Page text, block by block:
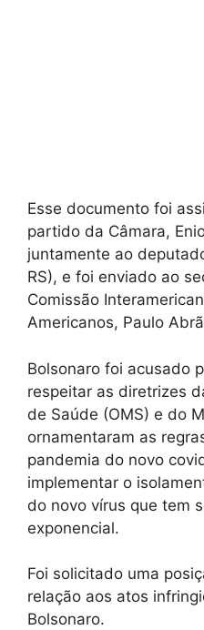
Esse documento foi
partido da Câmara,
juntamente ao
RS), e foi enviado ao
Comissão
Americanos, Paulo
Bolsonaro foi acusado
respeitar as diretrizes
de Saúde (OMS) e do
ornamentaram as
pandemia do novo
implementar o
do novo vírus que tem
exponencial.
Foi solicitado uma
relação aos atos
Bolsonaro.